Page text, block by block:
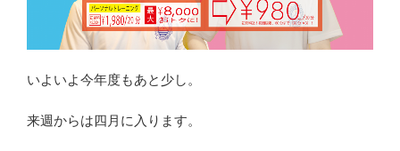
いよいよ今年度もあと少し。
来週からは四月に入ります。